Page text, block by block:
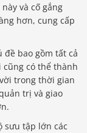
và cố gắng
hơn, cung cấp
bao gồm tất cả
cũng có thể thành
trong thời gian
trị và giao
sưu tập lớn các